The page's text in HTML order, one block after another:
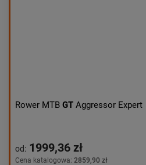
Rower MTB GT Aggressor Expert
od: 1999,36 zł
Cena katalogowa: 2859,90 zł